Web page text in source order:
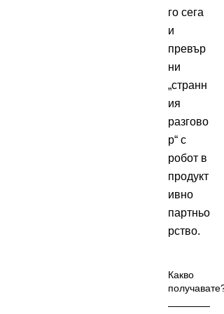
го сега
и
превър
ни
„странн
ия
разгово
р“ с
робот в
продукт
ивно
партньо
рство.
Какво
получавате?